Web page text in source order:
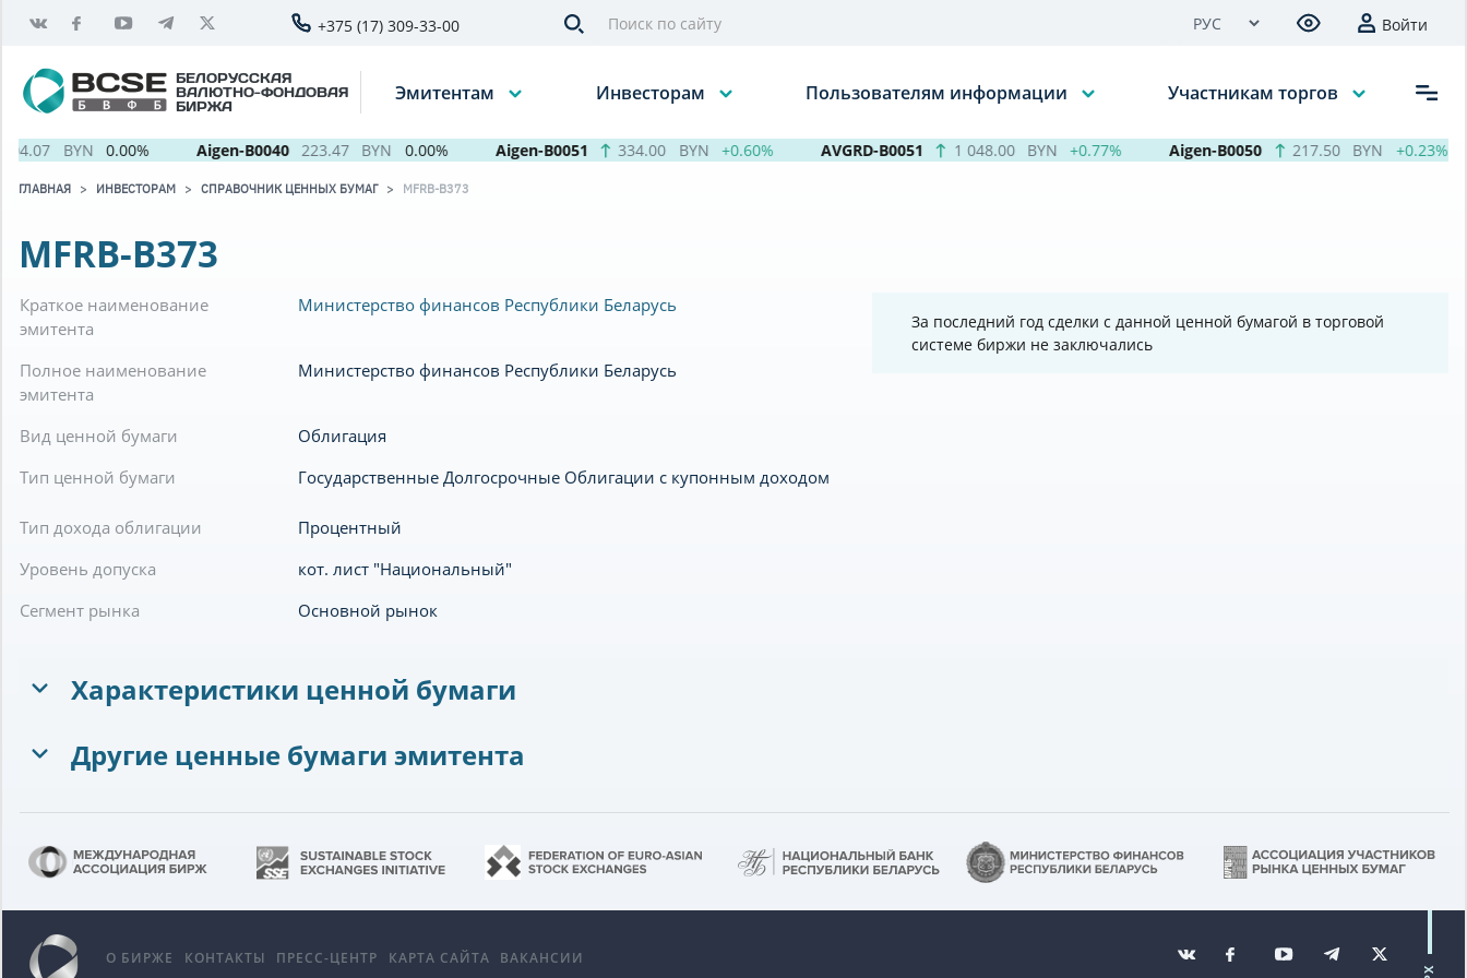
+375 (17) 309-33-00 Войти
БЕЛОРУССКАЯ
ВАЛЮТНО-ФОНДОВАЯ
БИРЖА
Эмитентам Инвесторам Пользователям информации Участникам торгов
BYN 0.00% Aigen-B0040 223.47 BYN 0.00% Aigen-B0051 334.00 BYN +0.60% AVGRD-B0051 1 048.00 BYN +0.77% Aigen-B0050 217.50 BYN +0.23%
ГЛАВНАЯ ИНВЕСТОРАМ СПРАВОЧНИК ЦЕННЫХ БУМАГ MFRB-B373
MFRB-B373
Краткое наименование
эмитента
Министерство финансов Республики Беларусь
Полное наименование
эмитента
Министерство финансов Республики Беларусь
Вид ценной бумаги
Облигация
Тип ценной бумаги
Государственные Долгосрочные Облигации с купонным доходом
Тип дохода облигации
Процентный
Уровень допуска
кот. лист "Национальный"
Сегмент рынка
Основной рынок
За последний год сделки с данной ценной бумагой в торговой
системе биржи не заключались
Характеристики ценной бумаги
Другие ценные бумаги эмитента
О БИРЖЕ КОНТАКТЫ ПРЕСС-ЦЕНТР КАРТА САЙТА ВАКАНСИИ